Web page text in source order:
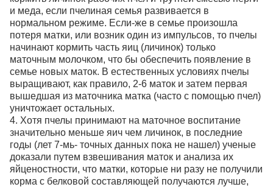
и меда, если пчелиная семья развивается в
нормальном режиме. Если-же в семье произошла
потеря матки, или возник один из импульсов, то пчелы
начинают кормить часть яиц (личинок) только
маточным молочком, что бы обеспечить появление в
семье новых маток. В естественных условиях пчелы
выращивают, как правило, 2-6 маток и затем первая
вышедшая из маточника матка (часто с помощью пчел)
уничтожает остальных.
4. Хотя пчелы принимают на маточное воспитание
значительно меньше яич чем личинок, в последние
годы (лет 7-мь- точных данных пока не нашел) ученые
доказали путем взвешивания маток и анализа их
яйценостности, что матки, которые ни разу не получили
корма с белковой составляющей получаются лучше,